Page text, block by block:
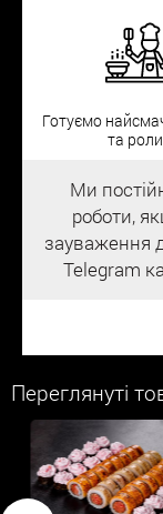
Готуємо
та роли
Ми
роботи,
зауваження
Telegram
Переглянуті